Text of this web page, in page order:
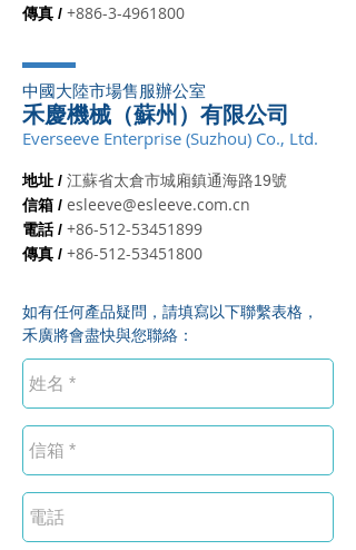
傳真 / +886-3-4961800
中國大陸市場售服辦公室
禾慶機械（蘇州）有限公司
Everseeve Enterprise (Suzhou) Co., Ltd.
地址 / 江蘇省太倉市城廂鎮通海路19號
信箱 / esleeve@esleeve.com.cn
電話 / +86-512-53451899
傳真 / +86-512-53451800
如有任何產品疑問，請填寫以下聯繫表格，
禾廣將會盡快與您聯絡：